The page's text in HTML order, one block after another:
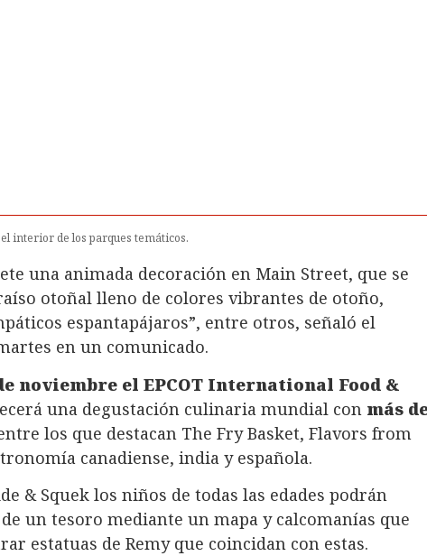
interior de los parques temáticos.
una animada decoración en Main Street, que se
otoñal lleno de colores vibrantes de otoño,
espantapájaros”, entre otros, señaló el
en un comunicado.
noviembre el EPCOT International Food &
una degustación culinaria mundial con más
los que destacan The Fry Basket, Flavors from
canadiense, india y española.
& Squek los niños de todas las edades podrán
un tesoro mediante un mapa y calcomanías que
estatuas de Remy que coincidan con estas.